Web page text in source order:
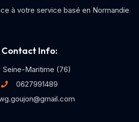
à votre service basé en Normandie
Contact Info:
Seine-Maritime (76)
0627991489